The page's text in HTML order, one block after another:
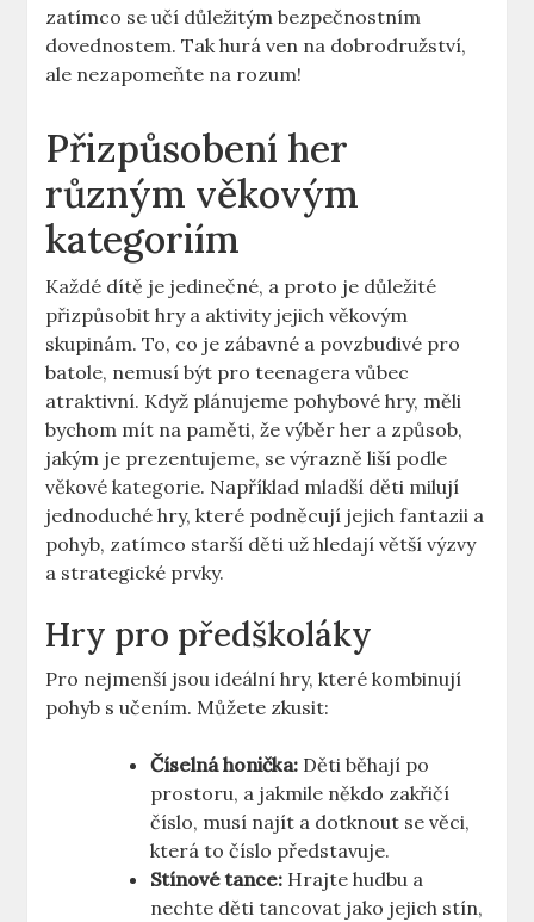
zatímco se učí důležitým bezpečnostním
dovednostem. Tak hurá ven na dobrodružství,
ale nezapomeňte na rozum!
Přizpůsobení her
různým věkovým
kategoriím
Každé dítě je jedinečné, a proto je důležité
přizpůsobit hry a aktivity jejich věkovým
skupinám. To, co je zábavné a povzbudivé pro
batole, nemusí být pro teenagera vůbec
atraktivní. Když plánujeme pohybové hry, měli
bychom mít na paměti, že výběr her a způsob,
jakým je prezentujeme, se výrazně liší podle
věkové kategorie. Například mladší děti milují
jednoduché hry, které podněcují jejich fantazii a
pohyb, zatímco starší děti už hledají větší výzvy
a strategické prvky.
Hry pro předškoláky
Pro nejmenší jsou ideální hry, které kombinují
pohyb s učením. Můžete zkusit:
Číselná honička: Děti běhají po
prostoru, a jakmile někdo zakřičí
číslo, musí najít a dotknout se věci,
která to číslo představuje.
Stínové tance: Hrajte hudbu a
nechte děti tancovat jako jejich stín,